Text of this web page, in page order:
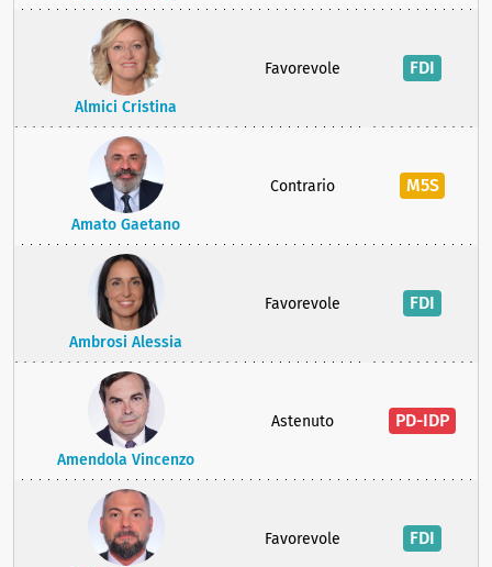
Almici Cristina
Favorevole FDI
Amato Gaetano
Contrario M5S
Ambrosi Alessia
Favorevole FDI
Amendola Vincenzo
Astenuto PD-IDP
Favorevole FDI